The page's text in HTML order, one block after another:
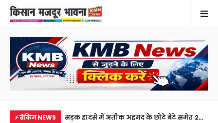
⚡ ब्रेकिंग NEWS
में से नहीं पहुंची एक
सड़क हादसे में अतीक अहमद के छोटे बेटे समेत 2